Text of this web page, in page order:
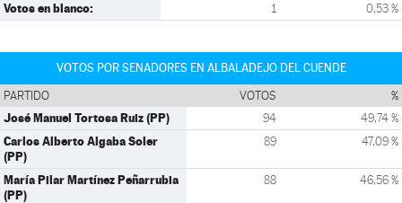
Votos en blanco: 1 0,53 %
VOTOS POR SENADORES EN ALBALADEJO DEL CUENDE
PARTIDO VOTOS %
José Manuel Tortosa Ruiz (PP) 94 49,74 %
Carlos Alberto Algaba Soler
(PP)
89 47,09 %
María Pilar Martínez Peñarrubia
(PP)
88 46,56 %